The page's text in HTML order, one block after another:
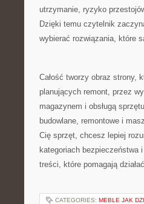
utrzymanie, ryzyko
Dzięki temu czytelnik
wybierać rozwiązania, które
Całość tworzy obraz strony,
planujących remont, przez
magazynem i obsługą
budowlane, remontowe i
Cię sprzęt, chcesz lepiej
kategoriach bezpieczeństwa
treści, które pomagają
CATEGORIES: MEBLE JAK